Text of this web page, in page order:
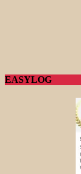
EASYLOG